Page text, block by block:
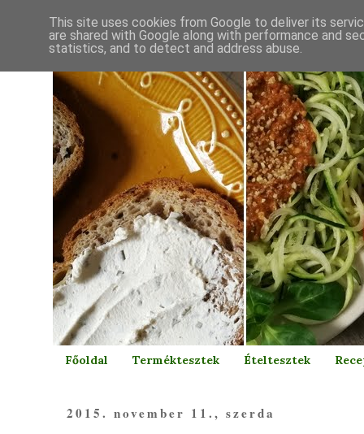
Főoldal Terméktesztek Ételtesztek
2015. november 11., szerda
This site uses cookies from Google to deliver its
are shared with Google along with performance and
statistics, and to detect and address abuse.